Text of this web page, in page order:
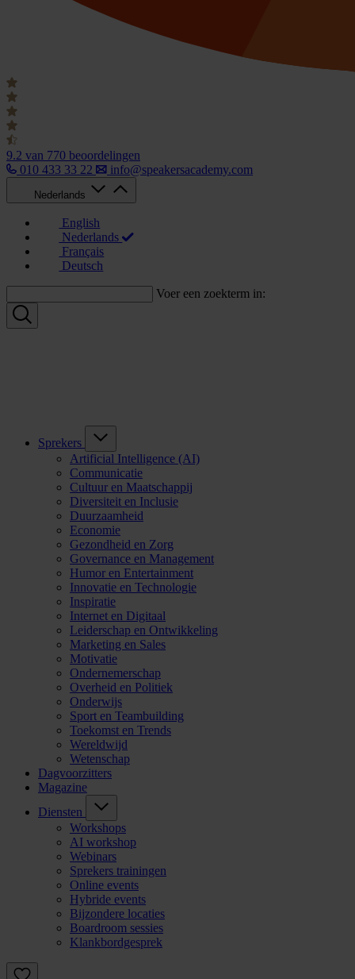
9.2 van 770 beoordelingen
010 433 33 22
info@speakersacademy.com
Nederlands
English
Nederlands
Français
Deutsch
Voer een zoekterm in:
Sprekers
Artificial Intelligence (AI)
Communicatie
Cultuur en Maatschappij
Diversiteit en Inclusie
Duurzaamheid
Economie
Gezondheid en Zorg
Governance en Management
Humor en Entertainment
Innovatie en Technologie
Inspiratie
Internet en Digitaal
Leiderschap en Ontwikkeling
Marketing en Sales
Motivatie
Ondernemerschap
Overheid en Politiek
Onderwijs
Sport en Teambuilding
Toekomst en Trends
Wereldwijd
Wetenschap
Dagvoorzitters
Magazine
Diensten
Workshops
AI workshop
Webinars
Sprekers trainingen
Online events
Hybride events
Bijzondere locaties
Boardroom sessies
Klankbordgesprek